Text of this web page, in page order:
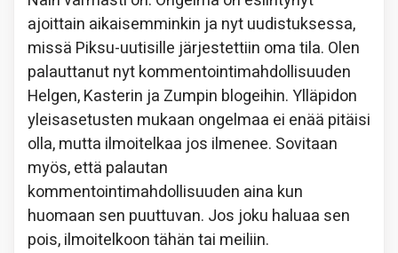
ajoittain aikaisemminkin ja nyt uudistuksessa,
missä Piksu-uutisille järjestettiin oma tila. Olen
palauttanut nyt kommentointimahdollisuuden
Helgen, Kasterin ja Zumpin blogeihin. Ylläpidon
yleisasetusten mukaan ongelmaa ei enää pitäisi
olla, mutta ilmoitelkaa jos ilmenee. Sovitaan
myös, että palautan
kommentointimahdollisuuden aina kun
huomaan sen puuttuvan. Jos joku haluaa sen
pois, ilmoitelkoon tähän tai meiliin.